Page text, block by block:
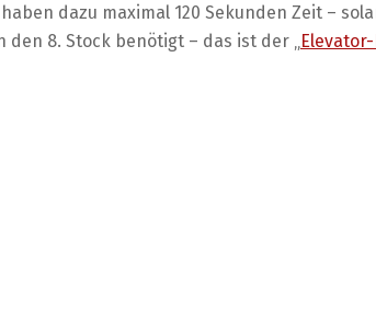
dazu maximal 120 Sekunden Zeit –
den 8. Stock benötigt – das ist der „